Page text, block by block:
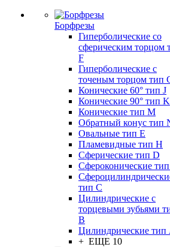
Борфрезы
Гиперболические cо
сферическим торцом
F
Гиперболические с
точеным торцом тип
Конические 60° тип J
Конические 90° тип K
Конические тип M
Обратный конус тип
Овальные тип E
Пламевидные тип H
Сферические тип D
Сфероконические
тип C
Цилиндрические с
торцевыми зубьями
B
Цилиндрические тип
+ ЕЩЕ 10